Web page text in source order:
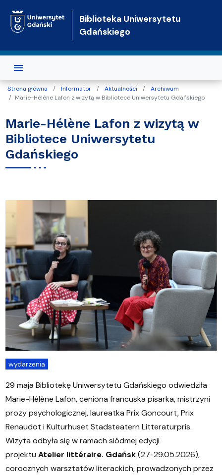
Biblioteka Uniwersytetu
Gdańskiego
Strona główna Informator Aktualności
Archiwum
Marie-Hélène Lafon z wizytą w Bibliotece Uniwersytetu Gdańskiego
Marie-Hélène Lafon z wizytą w
Bibliotece Uniwersytetu
Gdańskiego
wydarzenia
29 maja Bibliotekę Uniwersytetu Gdańskiego odwiedziła
Marie-Hélène Lafon, ceniona francuska pisarka, mistrzyni
prozy psychologicznej, laureatka Prix Goncourt, Prix
Renaudot i Kulturhuset Stadsteatern Litteraturpris.
Wizyta odbyła się w ramach siódmej edycji
projektu Atelier littéraire. Gdańsk(27-29.05.2026),
corocznych warsztatów literackich, prowadzonych przez